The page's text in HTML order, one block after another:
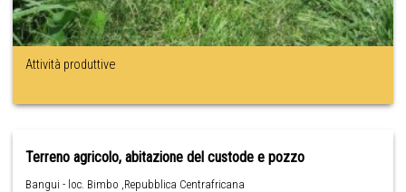
Attività produttive
Terreno agricolo, abitazione del custode e pozzo
Bangui - loc. Bimbo ,Repubblica Centrafricana